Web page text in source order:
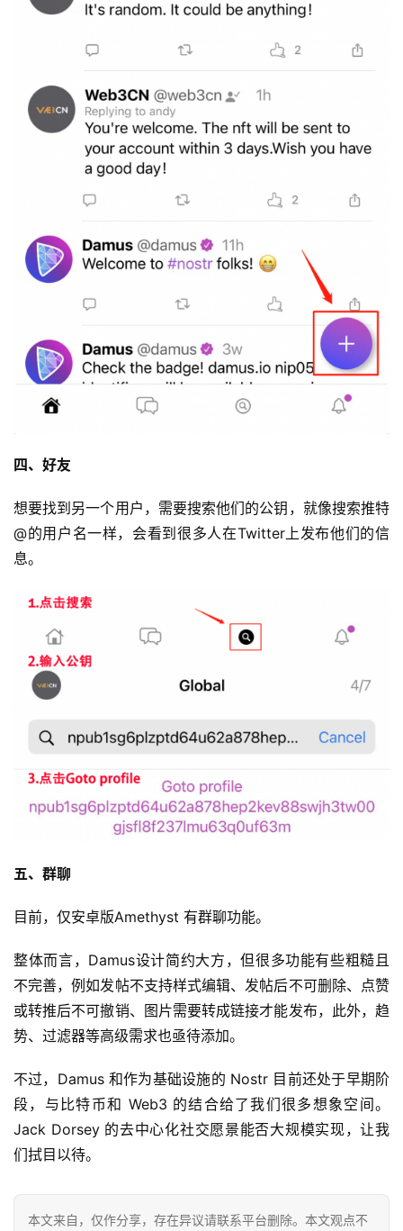
四、好友
想要找到另一个用户，需要搜索他们的公钥，就像搜索推特
@的用户名一样，会看到很多人在Twitter上发布他们的信
息。
五、群聊
目前，仅安卓版Amethyst 有群聊功能。
整体而言，Damus设计简约大方，但很多功能有些粗糙且
不完善，例如发帖不支持样式编辑、发帖后不可删除、点赞
或转推后不可撤销、图片需要转成链接才能发布，此外，趋
势、过滤器等高级需求也亟待添加。
不过，Damus 和作为基础设施的 Nostr 目前还处于早期阶
段，与比特币和 Web3 的结合给了我们很多想象空间。
Jack Dorsey 的去中心化社交愿景能否大规模实现，让我
们拭目以待。
本文来自 ，仅作分享，存在异议请联系平台删除。本文观点不